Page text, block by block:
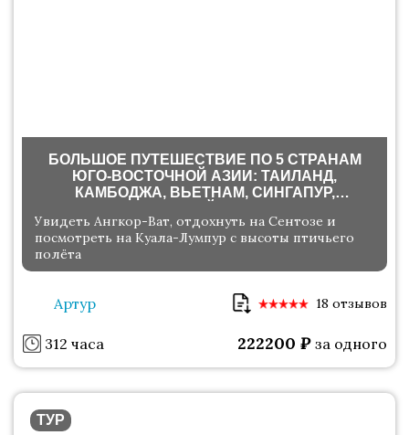
БОЛЬШОЕ ПУТЕШЕСТВИЕ ПО 5 СТРАНАМ
ЮГО-ВОСТОЧНОЙ АЗИИ: ТАИЛАНД,
КАМБОДЖА, ВЬЕТНАМ, СИНГАПУР,
Увидеть Ангкор-Ват, отдохнуть на Сентозе и
посмотреть на Куала-Лумпур с высоты птичьего
полёта
Артур 18 отзывов
312 часа 222200 ₽ за одного
ТУР